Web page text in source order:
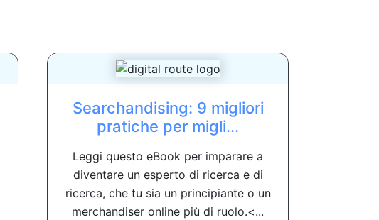
Searchandising: 9 migliori
pratiche per migli...
Leggi questo eBook per imparare a
diventare un esperto di ricerca e di
ricerca, che tu sia un principiante o un
merchandiser online più di ruolo.<...